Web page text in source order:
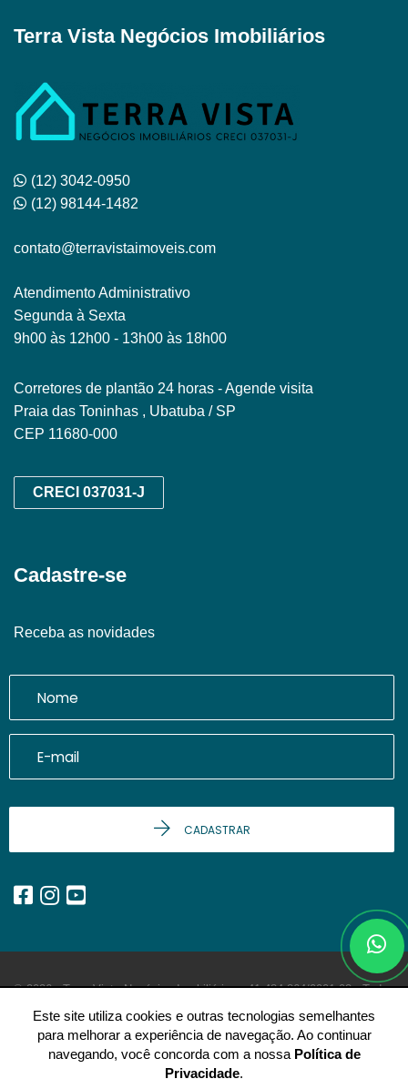
Terra Vista Negócios Imobiliários
(12) 3042-0950
(12) 98144-1482
contato@terravistaimoveis.com
Atendimento Administrativo
Segunda à Sexta
9h00 às 12h00 - 13h00 às 18h00
Corretores de plantão 24 horas - Agende visita
Praia das Toninhas , Ubatuba / SP
CEP 11680-000
CRECI 037031-J
Cadastre-se
Receba as novidades
CADASTRAR
© 2026 - Terra Vista Negócios Imobiliários -41.484.864/0001-03 -Todos
Este site utiliza cookies e outras tecnologias semelhantes
para melhorar a experiência de navegação. Ao continuar
navegando, você concorda com a nossa Política de
Privacidade.